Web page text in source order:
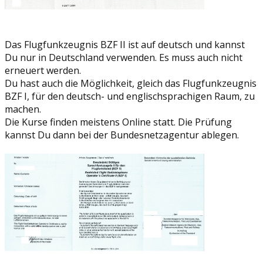
Das Flugfunkzeugnis BZF II ist auf deutsch und kannst
Du nur in Deutschland verwenden. Es muss auch nicht
erneuert werden.
Du hast auch die Möglichkeit, gleich das Flugfunkzeugnis
BZF I, für den deutsch- und englischsprachigen Raum, zu
machen.
Die Kurse finden meistens Online statt. Die Prüfung
kannst Du dann bei der Bundesnetzagentur ablegen.